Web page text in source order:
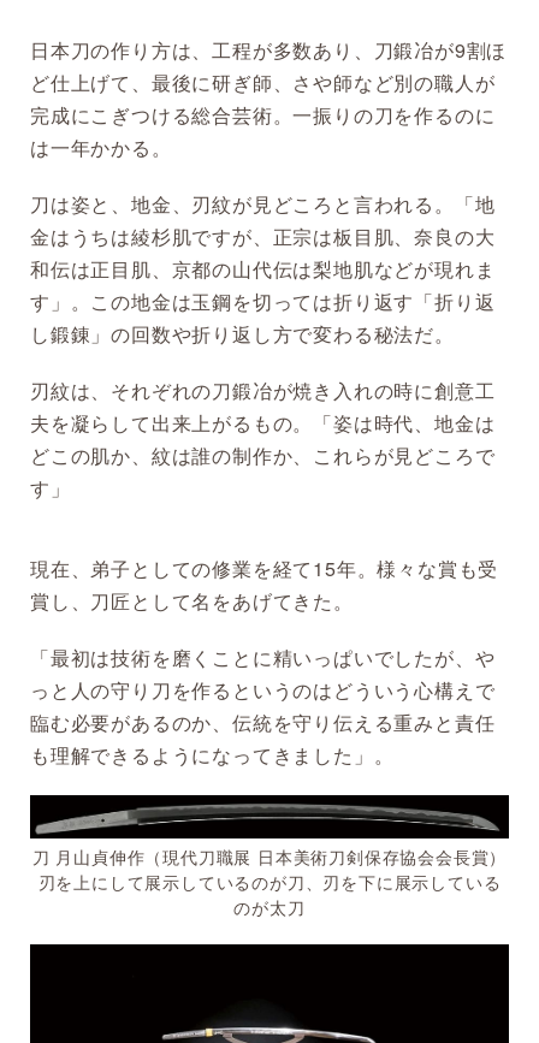
日本刀の作り方は、工程が多数あり、刀鍛冶が9割ほ
ど仕上げて、最後に研ぎ師、さや師など別の職人が
完成にこぎつける総合芸術。一振りの刀を作るのに
は一年かかる。
刀は姿と、地金、刃紋が見どころと言われる。「地
金はうちは綾杉肌ですが、正宗は板目肌、奈良の大
和伝は正目肌、京都の山代伝は梨地肌などが現れま
す」。この地金は玉鋼を切っては折り返す「折り返
し鍛錬」の回数や折り返し方で変わる秘法だ。
刃紋は、それぞれの刀鍛冶が焼き入れの時に創意工
夫を凝らして出来上がるもの。「姿は時代、地金は
どこの肌か、紋は誰の制作か、これらが見どころで
す」
現在、弟子としての修業を経て15年。様々な賞も受
賞し、刀匠として名をあげてきた。
「最初は技術を磨くことに精いっぱいでしたが、や
っと人の守り刀を作るというのはどういう心構えで
臨む必要があるのか、伝統を守り伝える重みと責任
も理解できるようになってきました」。
刀 月山貞伸作（現代刀職展 日本美術刀剣保存協会会長賞）
刃を上にして展示しているのが刀、刃を下に展示している
のが太刀